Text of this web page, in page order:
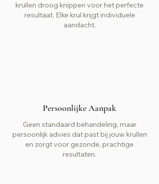
krullen droog knippen voor het perfecte
resultaat. Elke krul krijgt individuele
aandacht.
Persoonlijke Aanpak
Geen standaard behandeling, maar
persoonlijk advies dat past bij jouw krullen
en zorgt voor gezonde, prachtige
resultaten.